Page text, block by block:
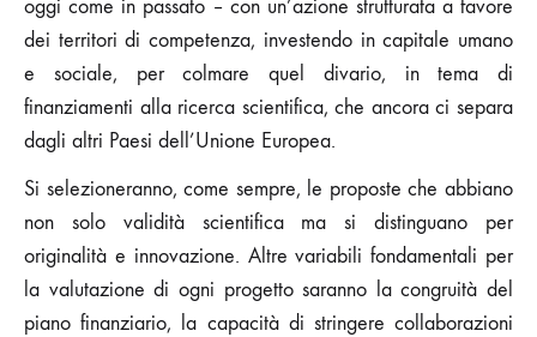
oggi come in passato – con un’azione strutturata a favore
dei territori di competenza, investendo in capitale umano
e sociale, per colmare quel divario, in tema di
finanziamenti alla ricerca scientifica, che ancora ci separa
dagli altri Paesi dell’Unione Europea.
Si selezioneranno, come sempre, le proposte che abbiano
non solo validità scientifica ma si distinguano per
originalità e innovazione. Altre variabili fondamentali per
la valutazione di ogni progetto saranno la congruità del
piano finanziario, la capacità di stringere collaborazioni